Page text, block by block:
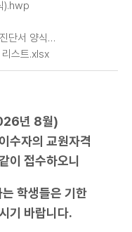
).hwp
단서 양식
스트.xlsx
년 8월)
수자의 교원자격
이 접수하오니
학생들은 기한
기 바랍니다.